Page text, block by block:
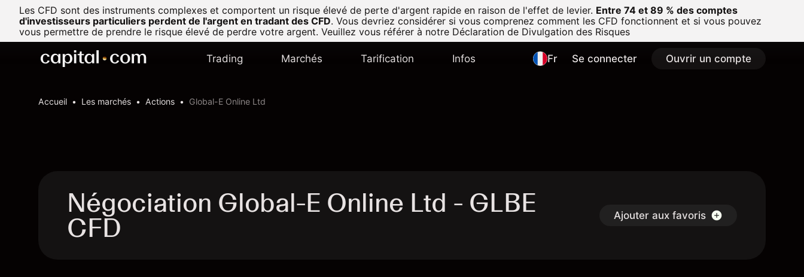
Les CFD sont des instruments complexes et comportent un risque élevé de perte d'argent rapide en raison de l'effet de levier. Entre 74 et 89 % des comptes
d'investisseurs particuliers perdent de l'argent en tradant des CFD. Vous devriez considérer si vous comprenez comment les CFD fonctionnent et si vous pouvez
vous permettre de prendre le risque élevé de perdre votre argent. Veuillez vous référer à notre Déclaration de Divulgation des Risques
Trading Marchés Tarification Infos Fr Se connecter Ouvrir un compte
Accueil Les marchés Actions Global-E Online Ltd
Négociation Global-E Online Ltd - GLBE
CFD Ajouter aux favoris